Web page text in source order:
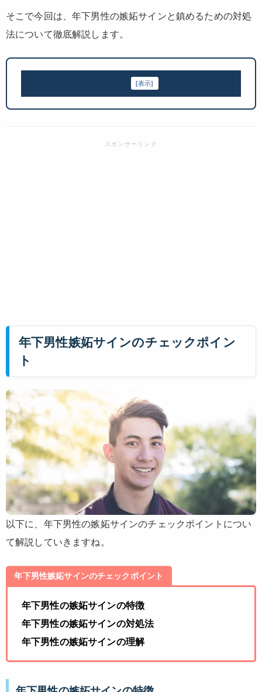
そこで今回は、年下男性の嫉妬サインと鎮めるための対処
法について徹底解説します。
[表示]
年下男性嫉妬サインのチェックポイン
ト
以下に、年下男性の嫉妬サインのチェックポイントについ
て解説していきますね。
年下男性嫉妬サインのチェックポイント
年下男性の嫉妬サインの特徴
年下男性の嫉妬サインの対処法
年下男性の嫉妬サインの理解